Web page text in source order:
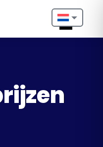
Nederlands
Deutsch